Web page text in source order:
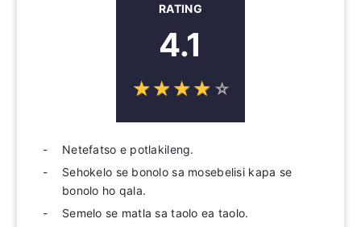
RATING
4.1
☆☆☆☆ ☆
★★★★ ★
Netefatso e potlakileng.
Sehokelo se bonolo sa mosebelisi kapa se
bonolo ho qala.
Semelo se matla sa taolo ea taolo.